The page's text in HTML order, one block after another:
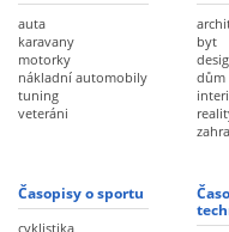
auta
karavany
motorky
nákladní automobily
tuning
veteráni
byt
dům
Časopisy o sportu
cyklistika